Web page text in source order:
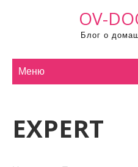
OV-
Блог о
Меню
EXPERT